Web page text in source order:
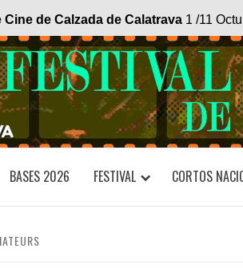
Cine de Calzada de Calatrava 1 /11
BASES 2026 FESTIVAL CORTOS